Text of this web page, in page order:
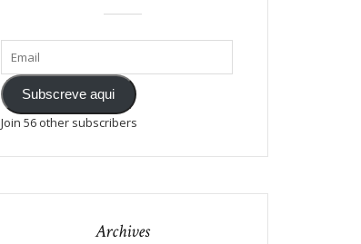
Subscreve aqui
Join 56 other subscribers
Archives